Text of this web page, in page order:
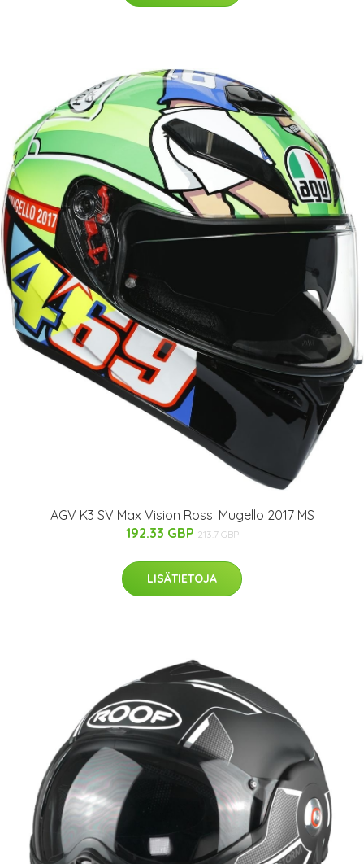
AGV K3 SV Max Vision Rossi Mugello 2017 MS
192.33 GBP 213.7 GBP
LISÄTIETOJA